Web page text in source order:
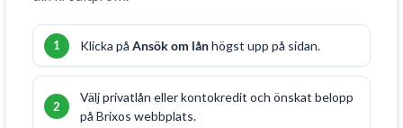
Klicka på Ansök om lånhögst upp på sidan.
Välj privatlån eller kontokredit och önskat belopp
på Brixos webbplats.